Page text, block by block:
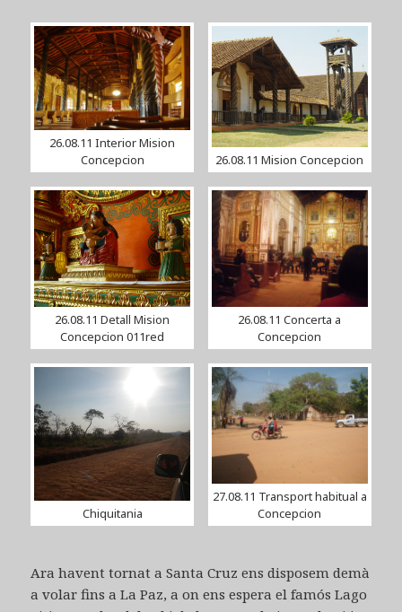
26.08.11 Interior Mision
Concepcion
26.08.11 Mision Concepcion
26.08.11 Detall Mision
Concepcion 011red
26.08.11 Concerta a
Concepcion
Chiquitania
27.08.11 Transport habitual a
Concepcion
Ara havent tornat a Santa Cruz ens disposem demà
a volar fins a La Paz, a on ens espera el famós Lago